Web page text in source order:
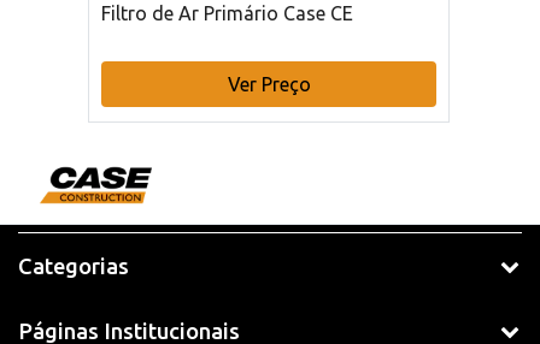
Filtro de Ar Primário Case CE
Ver Preço
Categorias
Páginas Institucionais